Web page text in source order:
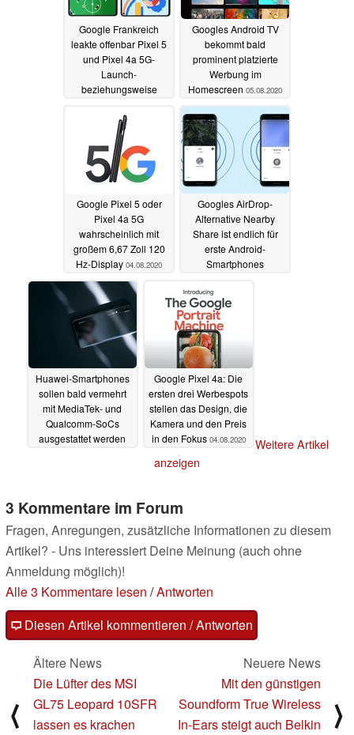
Google Frankreich
leakte offenbar Pixel 5
und Pixel 4a 5G-
Launch-
beziehungsweise
06.08.2020
Googles Android TV
bekommt bald
prominent platzierte
Werbung im
Homescreen 05.08.2020
Google Pixel 5 oder
Pixel 4a 5G
wahrscheinlich mit
großem 6,67 Zoll 120
Hz-Display 04.08.2020
Googles AirDrop-
Alternative Nearby
Share ist endlich für
erste Android-
Smartphones
Huawei-Smartphones
sollen bald vermehrt
mit MediaTek- und
Qualcomm-SoCs
ausgestattet werden
Google Pixel 4a: Die
ersten drei Werbespots
stellen das Design, die
Kamera und den Preis
in den Fokus 04.08.2020
Weitere Artikel
anzeigen
3 Kommentare im Forum
Fragen, Anregungen, zusätzliche Informationen zu diesem
Artikel? - Uns interessiert Deine Meinung (auch ohne
Anmeldung möglich)!
Alle 3 Kommentare lesen /Antworten
Diesen Artikel kommentieren / Antworten
⟨
Ältere News
Die Lüfter des MSI
GL75 Leopard 10SFR
lassen es krachen
Neuere News
Mit den günstigen
Soundform True Wireless
In-Ears steigt auch Belkin
⟩